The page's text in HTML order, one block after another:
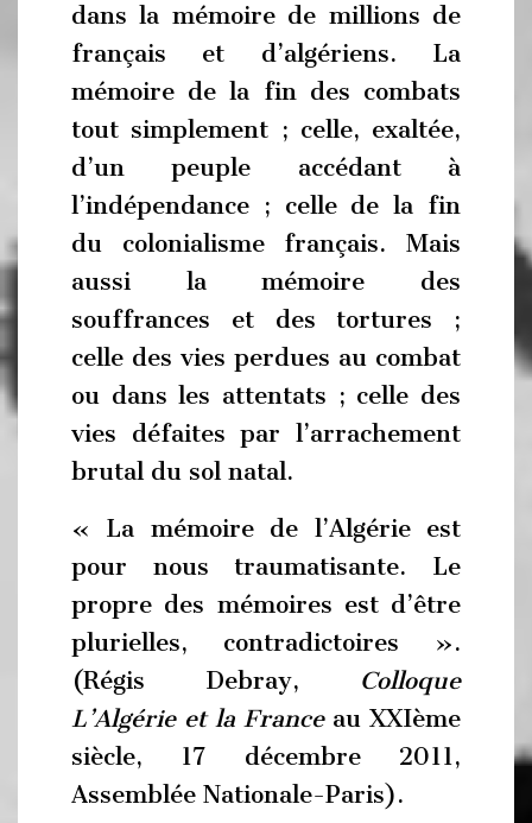
dans la mémoire de millions de
français et d’algériens. La
mémoire de la fin des combats
tout simplement ; celle, exaltée,
d’un peuple accédant à
l’indépendance ; celle de la fin
du colonialisme français. Mais
aussi la mémoire des
souffrances et des tortures ;
celle des vies perdues au combat
ou dans les attentats ; celle des
vies défaites par l’arrachement
brutal du sol natal.
« La mémoire de l’Algérie est
pour nous traumatisante. Le
propre des mémoires est d’être
plurielles, contradictoires ».
(Régis Debray, Colloque
L’Algérie et la Franceau XXIème
siècle, 17 décembre 2011,
Assemblée Nationale-Paris).